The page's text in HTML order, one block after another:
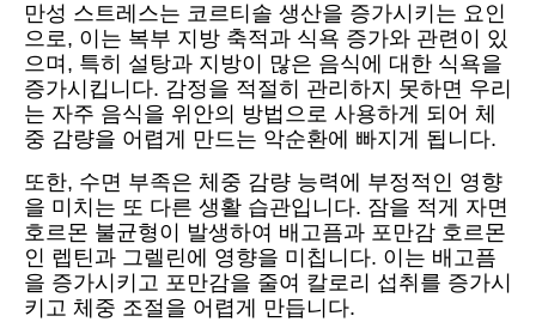
만성 스트레스는 코르티솔 생산을 증가시키는 요인
으로, 이는 복부 지방 축적과 식욕 증가와 관련이 있
으며, 특히 설탕과 지방이 많은 음식에 대한 식욕을
증가시킵니다. 감정을 적절히 관리하지 못하면 우리
는 자주 음식을 위안의 방법으로 사용하게 되어 체
중 감량을 어렵게 만드는 악순환에 빠지게 됩니다.
또한, 수면 부족은 체중 감량 능력에 부정적인 영향
을 미치는 또 다른 생활 습관입니다. 잠을 적게 자면
호르몬 불균형이 발생하여 배고픔과 포만감 호르몬
인 렙틴과 그렐린에 영향을 미칩니다. 이는 배고픔
을 증가시키고 포만감을 줄여 칼로리 섭취를 증가시
키고 체중 조절을 어렵게 만듭니다.